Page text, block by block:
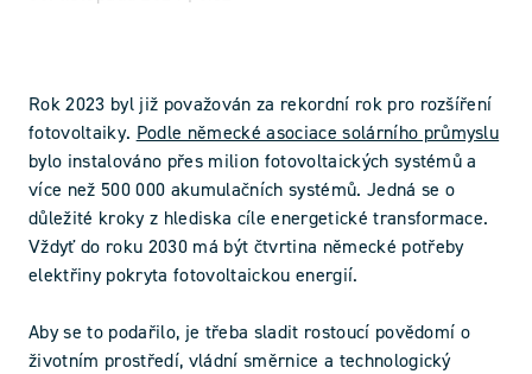
Rok 2023 byl již považován za rekordní rok pro rozšíření
fotovoltaiky. Podle německé asociace solárního průmyslu
bylo instalováno přes milion fotovoltaických systémů a
více než 500 000 akumulačních systémů. Jedná se o
důležité kroky z hlediska cíle energetické transformace.
Vždyť do roku 2030 má být čtvrtina německé potřeby
elektřiny pokryta fotovoltaickou energií.
Aby se to podařilo, je třeba sladit rostoucí povědomí o
životním prostředí, vládní směrnice a technologický